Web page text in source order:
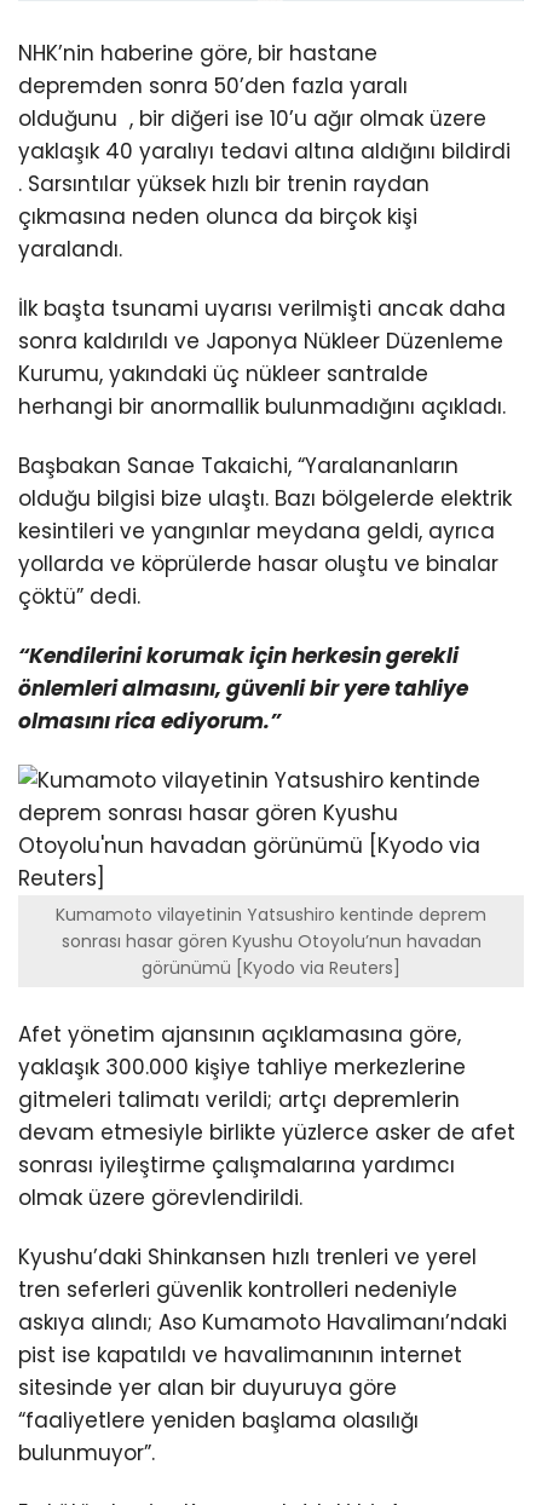
NHK’nin haberine göre, bir hastane
depremden sonra 50’den fazla yaralı
olduğunu , bir diğeri ise 10’u ağır olmak üzere
yaklaşık 40 yaralıyı tedavi altına aldığını bildirdi
. Sarsıntılar yüksek hızlı bir trenin raydan
çıkmasına neden olunca da birçok kişi
yaralandı.
İlk başta tsunami uyarısı verilmişti ancak daha
sonra kaldırıldı ve Japonya Nükleer Düzenleme
Kurumu, yakındaki üç nükleer santralde
herhangi bir anormallik bulunmadığını açıkladı.
Başbakan Sanae Takaichi, “Yaralananların
olduğu bilgisi bize ulaştı. Bazı bölgelerde elektrik
kesintileri ve yangınlar meydana geldi, ayrıca
yollarda ve köprülerde hasar oluştu ve binalar
çöktü” dedi.
“Kendilerini korumak için herkesin gerekli
önlemleri almasını, güvenli bir yere tahliye
olmasını rica ediyorum.”
Kumamoto vilayetinin Yatsushiro kentinde deprem
sonrası hasar gören Kyushu Otoyolu’nun havadan
görünümü [Kyodo via Reuters]
Afet yönetim ajansının açıklamasına göre,
yaklaşık 300.000 kişiye tahliye merkezlerine
gitmeleri talimatı verildi; artçı depremlerin
devam etmesiyle birlikte yüzlerce asker de afet
sonrası iyileştirme çalışmalarına yardımcı
olmak üzere görevlendirildi.
Kyushu’daki Shinkansen hızlı trenleri ve yerel
tren seferleri güvenlik kontrolleri nedeniyle
askıya alındı; Aso Kumamoto Havalimanı’ndaki
pist ise kapatıldı ve havalimanının internet
sitesinde yer alan bir duyuruya göre
“faaliyetlere yeniden başlama olasılığı
bulunmuyor”.